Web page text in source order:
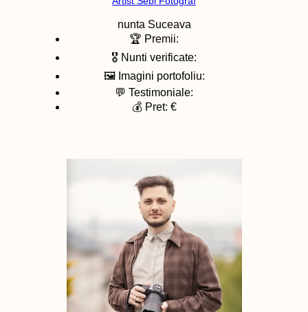
nunta Suceava
🏆 Premii:
🎖️ Nunti verificate:
🖼️ Imagini portofoliu:
💬 Testimoniale:
💰 Pret: €